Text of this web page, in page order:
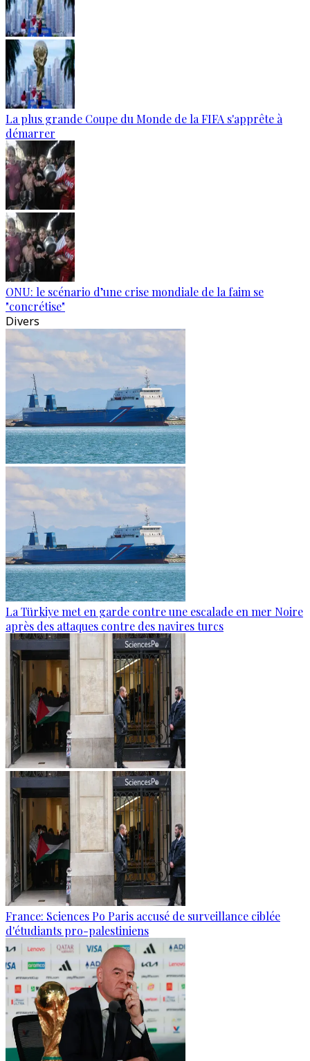
La plus grande Coupe du Monde de la FIFA s'apprête à
démarrer
ONU: le scénario d’une crise mondiale de la faim se
"concrétise"
Divers
La Türkiye met en garde contre une escalade en mer Noire
après des attaques contre des navires turcs
France: Sciences Po Paris accusé de surveillance ciblée
d'étudiants pro-palestiniens